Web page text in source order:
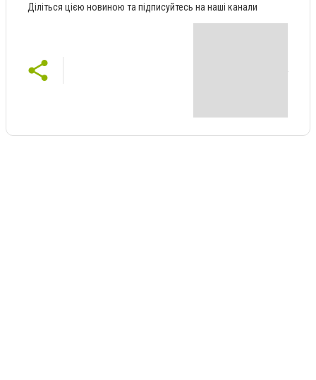
Діліться цією новиною та підписуйтесь на наші канали